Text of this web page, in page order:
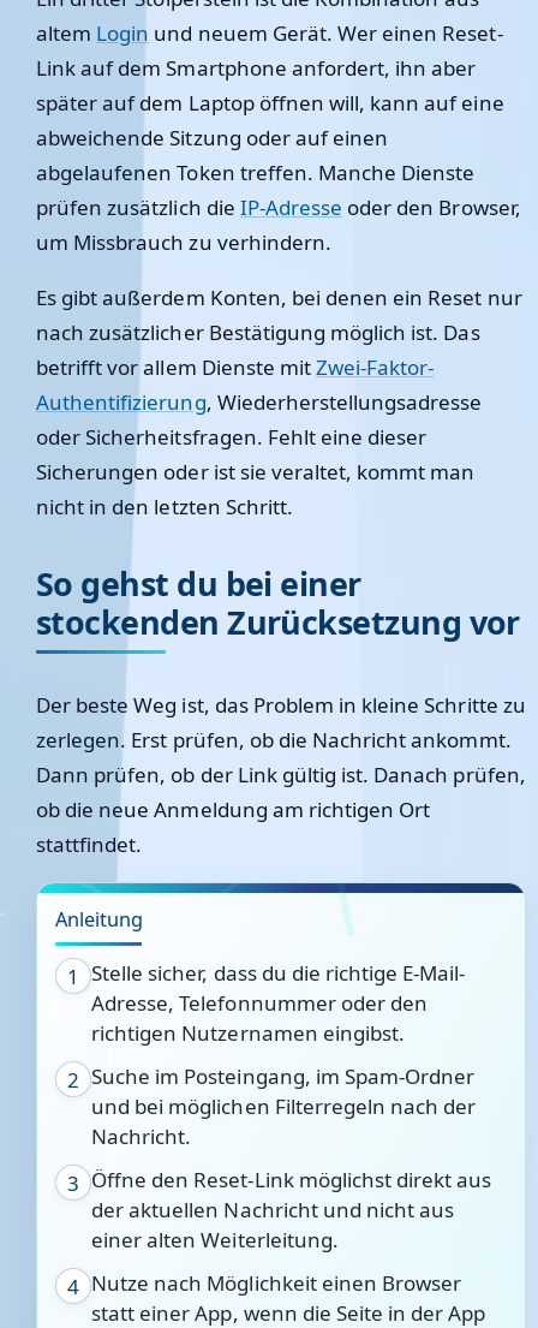
altem Login und neuem Gerät. Wer einen Reset-
Link auf dem Smartphone anfordert, ihn aber
später auf dem Laptop öffnen will, kann auf eine
abweichende Sitzung oder auf einen
abgelaufenen Token treffen. Manche Dienste
prüfen zusätzlich die IP-Adresse oder den Browser,
um Missbrauch zu verhindern.
Es gibt außerdem Konten, bei denen ein Reset nur
nach zusätzlicher Bestätigung möglich ist. Das
betrifft vor allem Dienste mitZwei-Faktor-
Authentifizierung, Wiederherstellungsadresse
oder Sicherheitsfragen. Fehlt eine dieser
Sicherungen oder ist sie veraltet, kommt man
nicht in den letzten Schritt.
So gehst du bei einer
stockenden Zurücksetzung vor
Der beste Weg ist, das Problem in kleine Schritte zu
zerlegen. Erst prüfen, ob die Nachricht ankommt.
Dann prüfen, ob der Link gültig ist. Danach prüfen,
ob die neue Anmeldung am richtigen Ort
stattfindet.
Anleitung
1
Stelle sicher, dass du die richtige E-Mail-
Adresse, Telefonnummer oder den
richtigen Nutzernamen eingibst.
2 Suche im Posteingang, im Spam-Ordner
und bei möglichen Filterregeln nach der
Nachricht.
3 Öffne den Reset-Link möglichst direkt aus
der aktuellen Nachricht und nicht aus
einer alten Weiterleitung.
4 Nutze nach Möglichkeit einen Browser
statt einer App, wenn die Seite in der App